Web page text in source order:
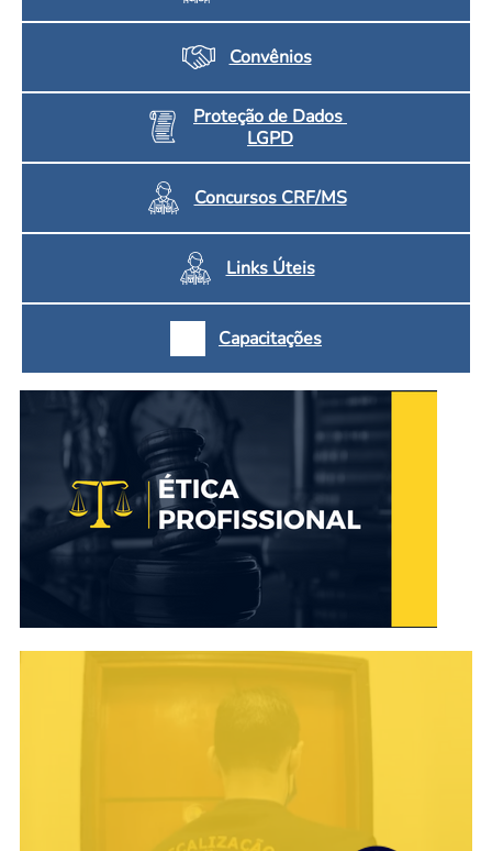
Convênios
Proteção de Dados
LGPD
Concursos CRF/MS
Links Úteis
Capacitações